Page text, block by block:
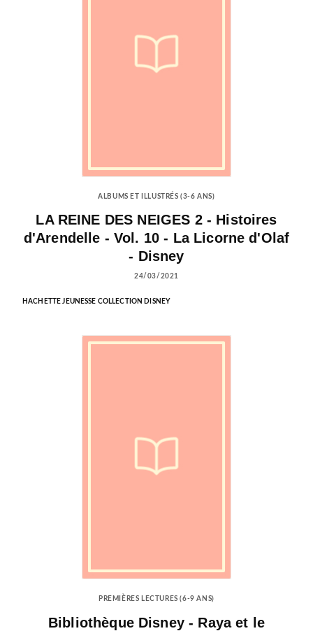
ALBUMS ET ILLUSTRÉS (3-6 ANS)
LA REINE DES NEIGES 2 - Histoires
d'Arendelle - Vol. 10 - La Licorne d'Olaf
- Disney
24/03/2021
HACHETTE JEUNESSE COLLECTION DISNEY
PREMIÈRES LECTURES (6-9 ANS)
Bibliothèque Disney - Raya et le